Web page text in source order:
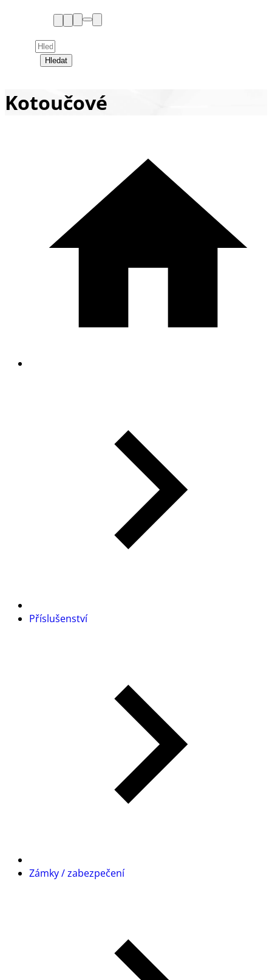
Hledat
Kotoučové
Příslušenství
Zámky / zabezpečení